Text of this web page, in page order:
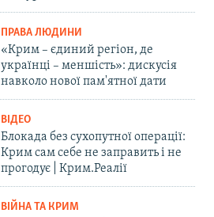
ПРАВА ЛЮДИНИ
«Крим – єдиний регіон, де
українці – меншість»: дискусія
навколо нової пам'ятної дати
ВІДЕО
Блокада без сухопутної операції:
Крим сам себе не заправить і не
прогодує | Крим.Реалії
ВІЙНА ТА КРИМ